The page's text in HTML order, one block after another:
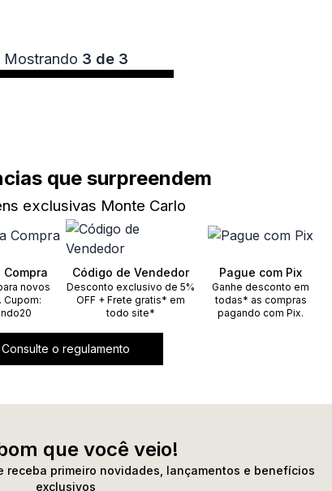
Mostrando 3 de 3
que surpreendem
exclusivas Monte Carlo
Compra
novos
Cupom:
Código de Vendedor
Desconto exclusivo de 5%
OFF + Frete gratis* em
todo site*
Pague com Pix
Ganhe desconto em
todas* as compras
pagando com Pix.
Consulte o regulamento
que você veio!
receba primeiro novidades, lançamentos e benefícios
exclusivos